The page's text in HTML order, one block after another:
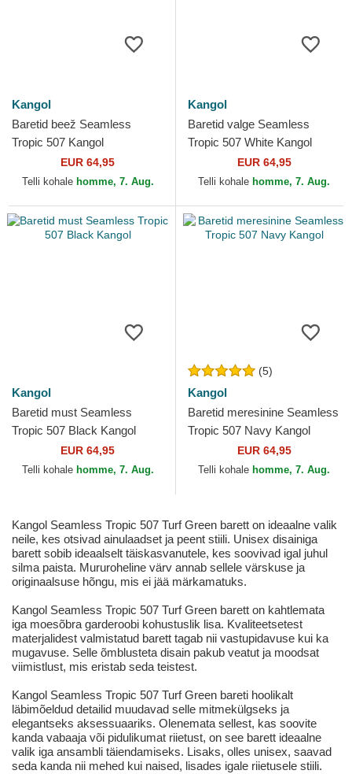
Kangol
Baretid beež Seamless
Tropic 507 Kangol
EUR 64,95
Telli kohale homme, 7. Aug.
Kangol
Baretid valge Seamless
Tropic 507 White Kangol
EUR 64,95
Telli kohale homme, 7. Aug.
Kangol
Baretid must Seamless
Tropic 507 Black Kangol
EUR 64,95
Telli kohale homme, 7. Aug.
(5)
Kangol
Baretid meresinine Seamless
Tropic 507 Navy Kangol
EUR 64,95
Telli kohale homme, 7. Aug.
Kangol Seamless Tropic 507 Turf Green barett on ideaalne valik
neile, kes otsivad ainulaadset ja peent stiili. Unisex disainiga
barett sobib ideaalselt täiskasvanutele, kes soovivad igal juhul
silma paista. Mururoheline värv annab sellele värskuse ja
originaalsuse hõngu, mis ei jää märkamatuks.
Kangol Seamless Tropic 507 Turf Green barett on kahtlemata
iga moesõbra garderoobi kohustuslik lisa. Kvaliteetsetest
materjalidest valmistatud barett tagab nii vastupidavuse kui ka
mugavuse. Selle õmblusteta disain pakub veatut ja moodsat
viimistlust, mis eristab seda teistest.
Kangol Seamless Tropic 507 Turf Green bareti hoolikalt
läbimõeldud detailid muudavad selle mitmekülgseks ja
elegantseks aksessuaariks. Olenemata sellest, kas soovite
kanda vabaaja või pidulikumat riietust, on see barett ideaalne
valik iga ansambli täiendamiseks. Lisaks, olles unisex, saavad
seda kanda nii mehed kui naised, lisades igale riietusele stiili.